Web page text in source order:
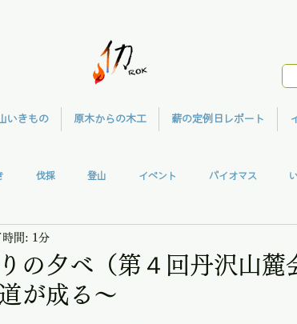
いきもの 原木からの木工 薪の定例日レポート
伐採 登山 イベント バイオマス
共同作業
の夕べ（第４回丹沢山麓
が成る〜
時間: 1分